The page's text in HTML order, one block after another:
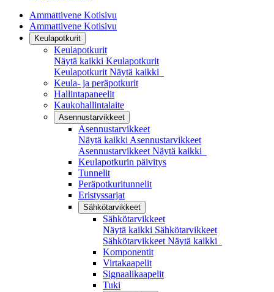
Ammattivene Kotisivu
Ammattivene Kotisivu
Keulapotkurit
Keulapotkurit
Näytä kaikki Keulapotkurit
Keulapotkurit Näytä kaikki
Keula- ja peräpotkurit
Hallintapaneelit
Kaukohallintalaite
Asennustarvikkeet
Asennustarvikkeet
Näytä kaikki Asennustarvikkeet
Asennustarvikkeet Näytä kaikki
Keulapotkurin päivitys
Tunnelit
Peräpotkuritunnelit
Eristyssarjat
Sähkötarvikkeet
Sähkötarvikkeet
Näytä kaikki Sähkötarvikkeet
Sähkötarvikkeet Näytä kaikki
Komponentit
Virtakaapelit
Signaalikaapelit
Tuki